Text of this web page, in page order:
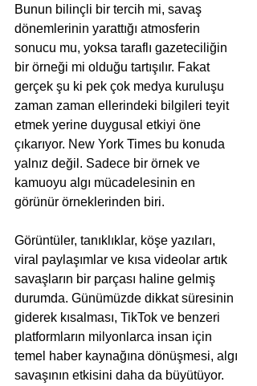
Bunun bilinçli bir tercih mi, savaş
dönemlerinin yarattığı atmosferin
sonucu mu, yoksa taraflı gazeteciliğin
bir örneği mi olduğu tartışılır. Fakat
gerçek şu ki pek çok medya kuruluşu
zaman zaman ellerindeki bilgileri teyit
etmek yerine duygusal etkiyi öne
çıkarıyor. New York Times bu konuda
yalnız değil. Sadece bir örnek ve
kamuoyu algı mücadelesinin en
görünür örneklerinden biri.
Görüntüler, tanıklıklar, köşe yazıları,
viral paylaşımlar ve kısa videolar artık
savaşların bir parçası haline gelmiş
durumda. Günümüzde dikkat süresinin
giderek kısalması, TikTok ve benzeri
platformların milyonlarca insan için
temel haber kaynağına dönüşmesi, algı
savaşının etkisini daha da büyütüyor.